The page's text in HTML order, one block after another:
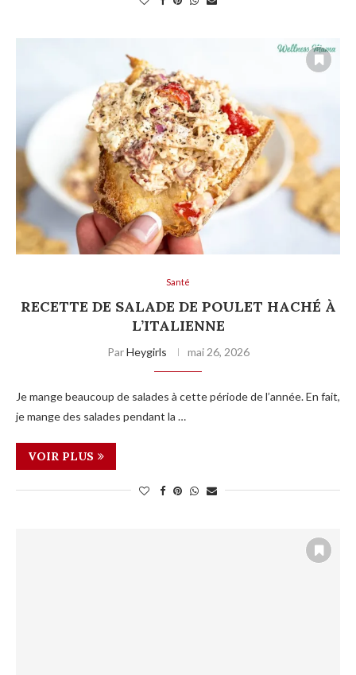
Santé
RECETTE DE SALADE DE POULET HACHÉ À
L’ITALIENNE
ParHeygirls mai 26, 2026
Je mange beaucoup de salades à cette période de l’année. En fait,
je mange des salades pendant la …
VOIR PLUS